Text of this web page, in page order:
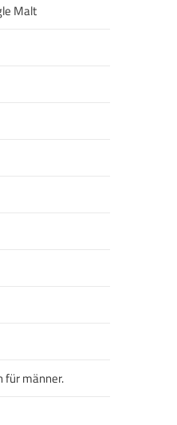
Malt
für männer.